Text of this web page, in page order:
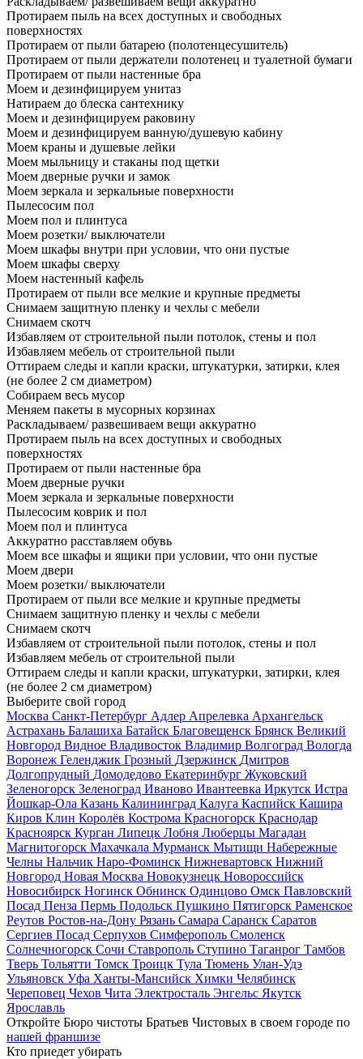
Протираем пыль на всех доступных и свободных
поверхностях
Протираем от пыли батарею (полотенцесушитель)
Протираем от пыли держатели полотенец и туалетной бумаги
Протираем от пыли настенные бра
Моем и дезинфицируем унитаз
Натираем до блеска сантехнику
Моем и дезинфицируем раковину
Моем и дезинфицируем ванную/душевую кабину
Моем краны и душевые лейки
Моем мыльницу и стаканы под щетки
Моем дверные ручки и замок
Моем зеркала и зеркальные поверхности
Пылесосим пол
Моем пол и плинтуса
Моем розетки/ выключатели
Моем шкафы внутри при условии, что они пустые
Моем шкафы сверху
Моем настенный кафель
Протираем от пыли все мелкие и крупные предметы
Снимаем защитную пленку и чехлы с мебели
Снимаем скотч
Избавляем от строительной пыли потолок, стены и пол
Избавляем мебель от строительной пыли
Оттираем следы и капли краски, штукатурки, затирки, клея
(не более 2 см диаметром)
Собираем весь мусор
Меняем пакеты в мусорных корзинах
Раскладываем/ развешиваем вещи аккуратно
Протираем пыль на всех доступных и свободных
поверхностях
Протираем от пыли настенные бра
Моем дверные ручки
Моем зеркала и зеркальные поверхности
Пылесосим коврик и пол
Моем пол и плинтуса
Аккуратно расставляем обувь
Моем все шкафы и ящики при условии, что они пустые
Моем двери
Моем розетки/ выключатели
Протираем от пыли все мелкие и крупные предметы
Снимаем защитную пленку и чехлы с мебели
Снимаем скотч
Избавляем от строительной пыли потолок, стены и пол
Избавляем мебель от строительной пыли
Оттираем следы и капли краски, штукатурки, затирки, клея
(не более 2 см диаметром)
Выберите свой город
Москва Санкт-Петербург Адлер Апрелевка Архангельск
Астрахань Балашиха Батайск Благовещенск Брянск Великий
Новгород Видное Владивосток Владимир Волгоград Вологда
Воронеж Геленджик Грозный Дзержинск Дмитров
Долгопрудный Домодедово Екатеринбург Жуковский
Зеленогорск Зеленоград Иваново Ивантеевка Иркутск Истра
Йошкар-Ола Казань Калининград Калуга Каспийск Кашира
Киров Клин Королёв Кострома Красногорск Краснодар
Красноярск Курган Липецк Лобня Люберцы Магадан
Магнитогорск Махачкала Мурманск Мытищи Набережные
Челны Нальчик Наро-Фоминск Нижневартовск Нижний
Новгород Новая Москва Новокузнецк Новороссийск
Новосибирск Ногинск Обнинск Одинцово Омск Павловский
Посад Пенза Пермь Подольск Пушкино Пятигорск Раменское
Реутов Ростов-на-Дону Рязань Самара Саранск Саратов
Сергиев Посад Серпухов Симферополь Смоленск
Солнечногорск Сочи Ставрополь Ступино Таганрог Тамбов
Тверь Тольятти Томск Троицк Тула Тюмень Улан-Удэ
Ульяновск Уфа Ханты-Мансийск Химки Челябинск
Череповец Чехов Чита Электросталь Энгельс Якутск
Ярославль
Откройте Бюро чистоты Братьев Чистовых в своем городе по
нашей франшизе
Кто приедет убирать